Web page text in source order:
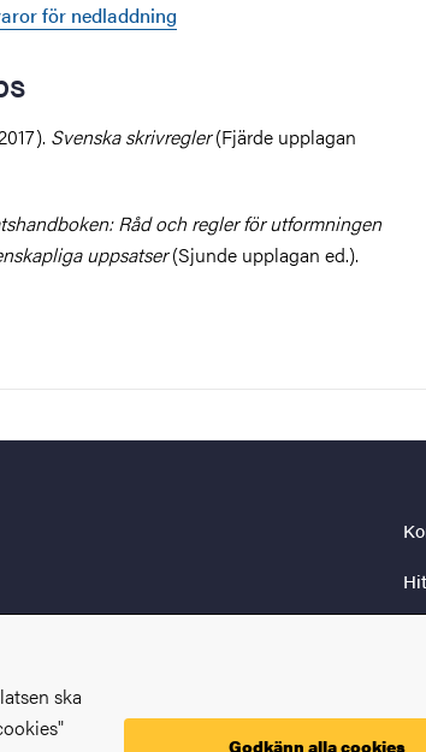
för nedladdning
Svenska skrivregler(Fjärde upplagan
Råd och regler för utformningen
uppsatser(Sjunde upplagan ed.).
ska
Godkänn alla cookies